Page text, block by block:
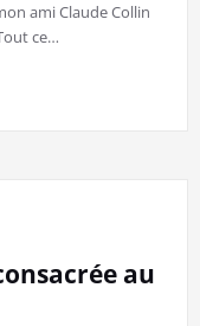
ami Claude Collin
ce…
au